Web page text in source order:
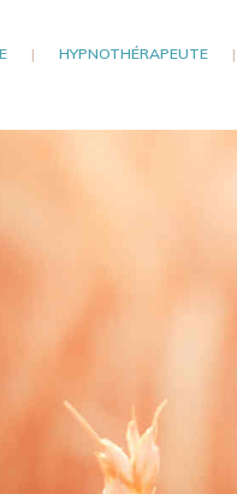
| HYPNOTHÉRAPEUTE |